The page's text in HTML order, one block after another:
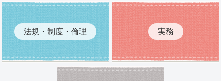
法規・制度・倫理 実務